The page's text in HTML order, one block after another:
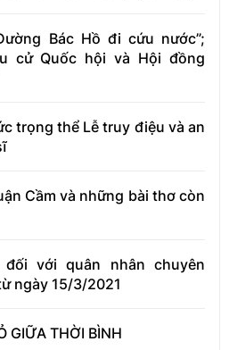
Bác Hồ đi cứu nước”;
cử Quốc hội và Hội đồng
trọng thể Lễ truy điệu và an
Cầm và những bài thơ còn
với quân nhân chuyên
ngày 15/3/2021
GIỮA THỜI BÌNH